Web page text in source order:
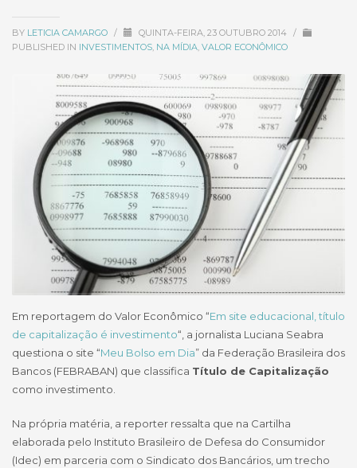
BY LETICIA CAMARGO / QUINTA-FEIRA, 23 OUTUBRO 2014 /
PUBLISHED IN INVESTIMENTOS NA MÍDIA VALOR ECONÔMICO
Em reportagem do Valor Econômico “Em site educacional, título
de capitalização é investimento“, a jornalista Luciana Seabra
questiona o site “Meu Bolso em Dia” da Federação Brasileira dos
Bancos (FEBRABAN) que classifica Título de Capitalização
como investimento.
Na própria matéria, a reporter ressalta que na Cartilha
elaborada pelo Instituto Brasileiro de Defesa do Consumidor
(Idec) em parceria com o Sindicato dos Bancários, um trecho